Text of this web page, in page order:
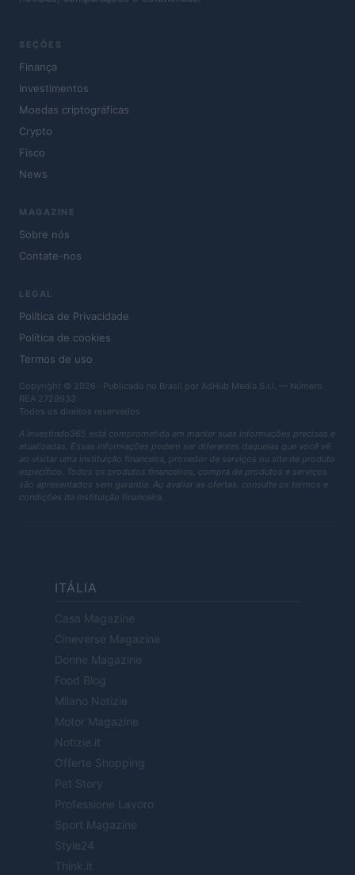
SEÇÕES
Finança
Investimentos
Moedas criptográficas
Crypto
Fisco
News
MAGAZINE
Sobre nós
Contate-nos
LEGAL
Política de Privacidade
Política de cookies
Termos de uso
Copyright © 2026 · Publicado no Brasil por AdHub Media S.r.l. — Número
REA 2729933
Todos os direitos reservados
A Investindo365 está comprometida em manter suas informações precisas e
atualizadas. Essas informações podem ser diferentes daquelas que você vê
ao visitar uma instituição financeira, provedor de serviços ou site de produto
específico. Todos os produtos financeiros, compra de produtos e serviços
são apresentados sem garantia. Ao avaliar as ofertas, consulte os termos e
condições da instituição financeira.
ITÁLIA
Casa Magazine
Cineverse Magazine
Donne Magazine
Food Blog
Milano Notizie
Motor Magazine
Notizie.it
Offerte Shopping
Pet Story
Professione Lavoro
Sport Magazine
Style24
Think.it